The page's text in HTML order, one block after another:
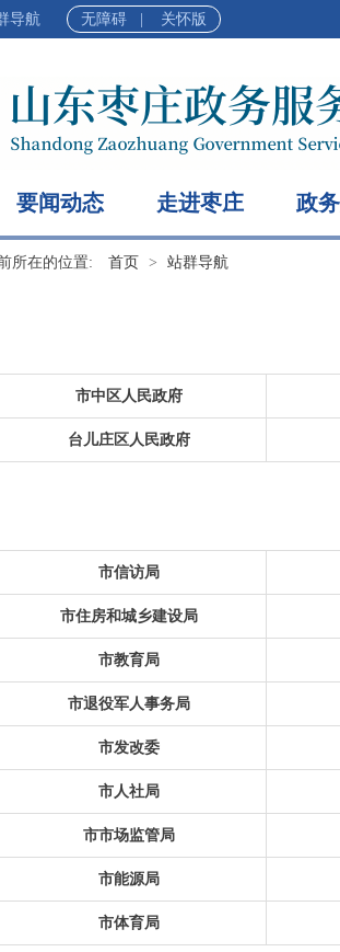
导航 无障碍 关怀版
要闻动态 走进枣庄 政
所在的位置: 首页 站群导航
市中区人民政府
台儿庄区人民政府
市信访局
市住房和城乡建设局
市教育局
市退役军人事务局
市发改委
市人社局
市市场监管局
市能源局
市体育局